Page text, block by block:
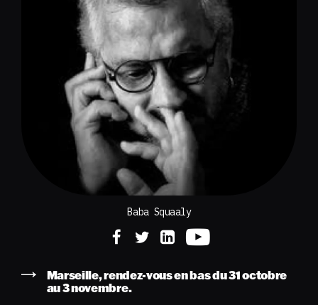
Baba Squaaly
Marseille, rendez-vous en bas du 31 octobre
au 3 novembre.